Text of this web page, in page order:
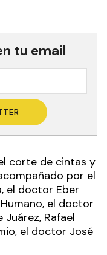
tu email
corte de cintas y
por el
el doctor Eber
el doctor
Rafael
el doctor José